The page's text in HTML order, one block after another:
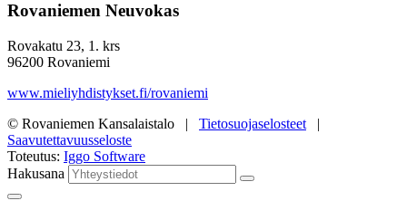
Rovaniemen Neuvokas
Rovakatu 23, 1. krs
96200 Rovaniemi
www.mieliyhdistykset.fi/rovaniemi
© Rovaniemen Kansalaistalo | Tietosuojaselosteet |
Saavutettavuusseloste
Toteutus: Iggo Software
Hakusana